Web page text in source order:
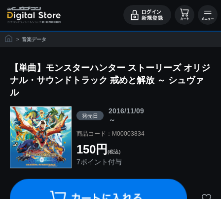
> 音楽データ
【単曲】モンスターハンター ストーリーズ オリジ
ナル・サウンドトラック 戒めと解放 ～ シュヴァ
ル
発売日
2016/11/09
～
商品コード：M00003834
150円 (税込)
7ポイント付与